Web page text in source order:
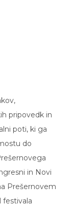
pripovedk in
poti, ki ga
do
in Novi
Prešernovem
festivala